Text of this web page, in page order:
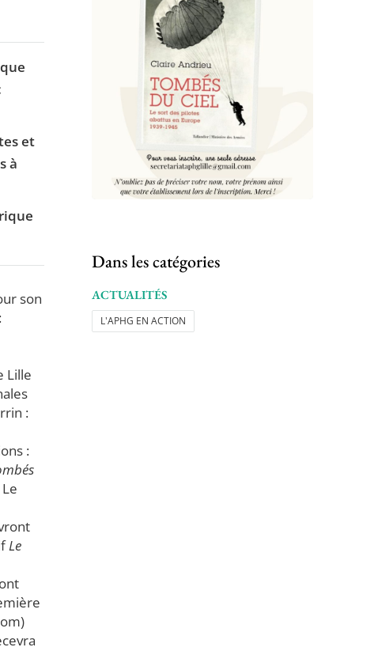
et
à
son
Lille
:
:
Le
Dans les catégories
ACTUALITÉS
L'APHG EN ACTION